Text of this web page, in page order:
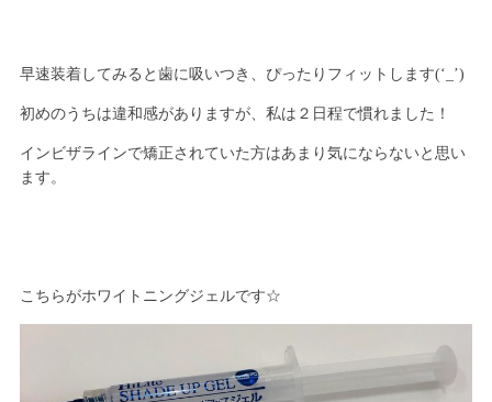
早速装着してみると歯に吸いつき、ぴったりフィットします(‘_’)
初めのうちは違和感がありますが、私は２日程で慣れました！
インビザラインで矯正されていた方はあまり気にならないと思い
ます。
こちらがホワイトニングジェルです☆